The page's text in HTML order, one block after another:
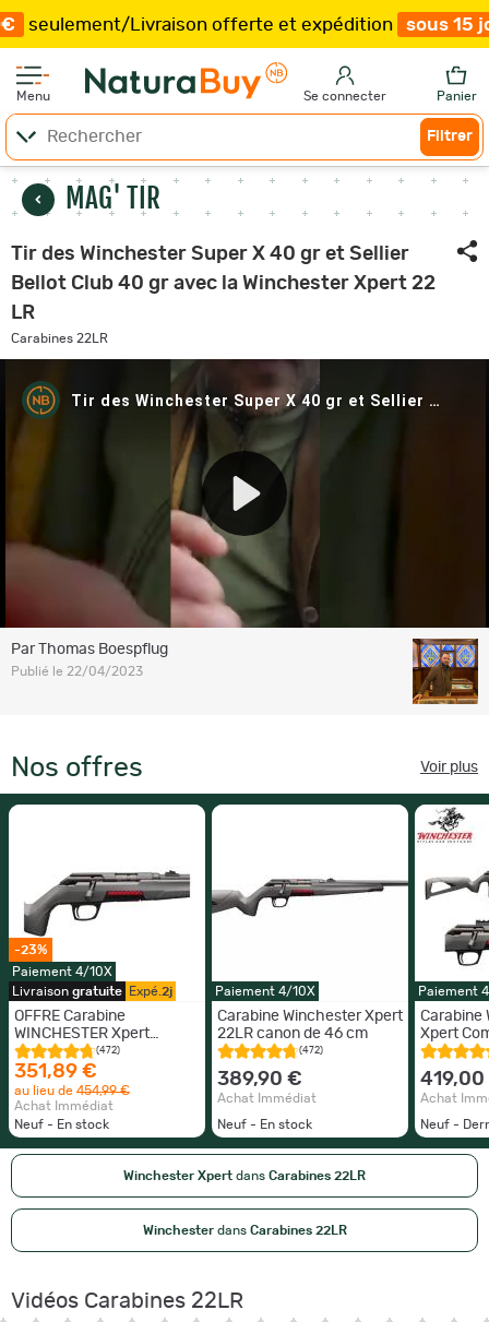
/Livraison offerte et expédition sous 15 jours /
Menu Se connecter Panier
Filtrer
MAG' TIR
Tir des Winchester Super X 40 gr et Sellier
Bellot Club 40 gr avec la Winchester Xpert 22
LR
Carabines 22LR
Par Thomas Boespflug
Publié le 22/04/2023
Nos offres Voir plus
-23%
Paiement 4/10X
Livraison gratuite Expé. 2j
OFFRE Carabine
WINCHESTER Xpert
cal.22Lr + Cordon de
nettoyage LIVRAISON
GRATUITE
(472)
351,89 €
au lieu de 454,99 €
Achat Immédiat
Neuf - En stock
Paiement 4/10X
Carabine Winchester Xpert
22LR canon de 46 cm
(472)
389,90 €
Achat Immédiat
Neuf - En stock
Paiement
Carabine
Xpert
46cm
Achat
Neuf -
Winchester Xpert dans Carabines 22LR
Winchesterdans Carabines 22LR
Vidéos Carabines 22LR